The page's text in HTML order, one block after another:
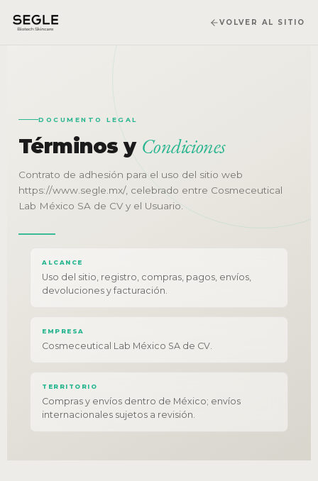
VOLVER AL SITIO
DOCUMENTO LEGAL
Términos y Condiciones
Contrato de adhesión para el uso del sitio web
https://www.segle.mx/, celebrado entre Cosmeceutical
Lab México SA de CV y el Usuario.
ALCANCE
Uso del sitio, registro, compras, pagos, envíos,
devoluciones y facturación.
EMPRESA
Cosmeceutical Lab México SA de CV.
TERRITORIO
Compras y envíos dentro de México; envíos
internacionales sujetos a revisión.